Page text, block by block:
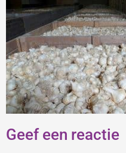
Geef een reactie